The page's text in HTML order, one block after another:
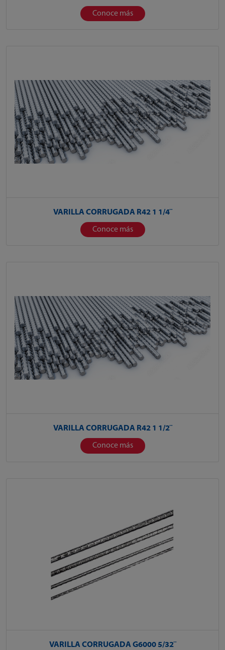
Conoce más
VARILLA CORRUGADA R42 1 1/4¨
Conoce más
VARILLA CORRUGADA R42 1 1/2¨
Conoce más
VARILLA CORRUGADA G6000 5/32¨